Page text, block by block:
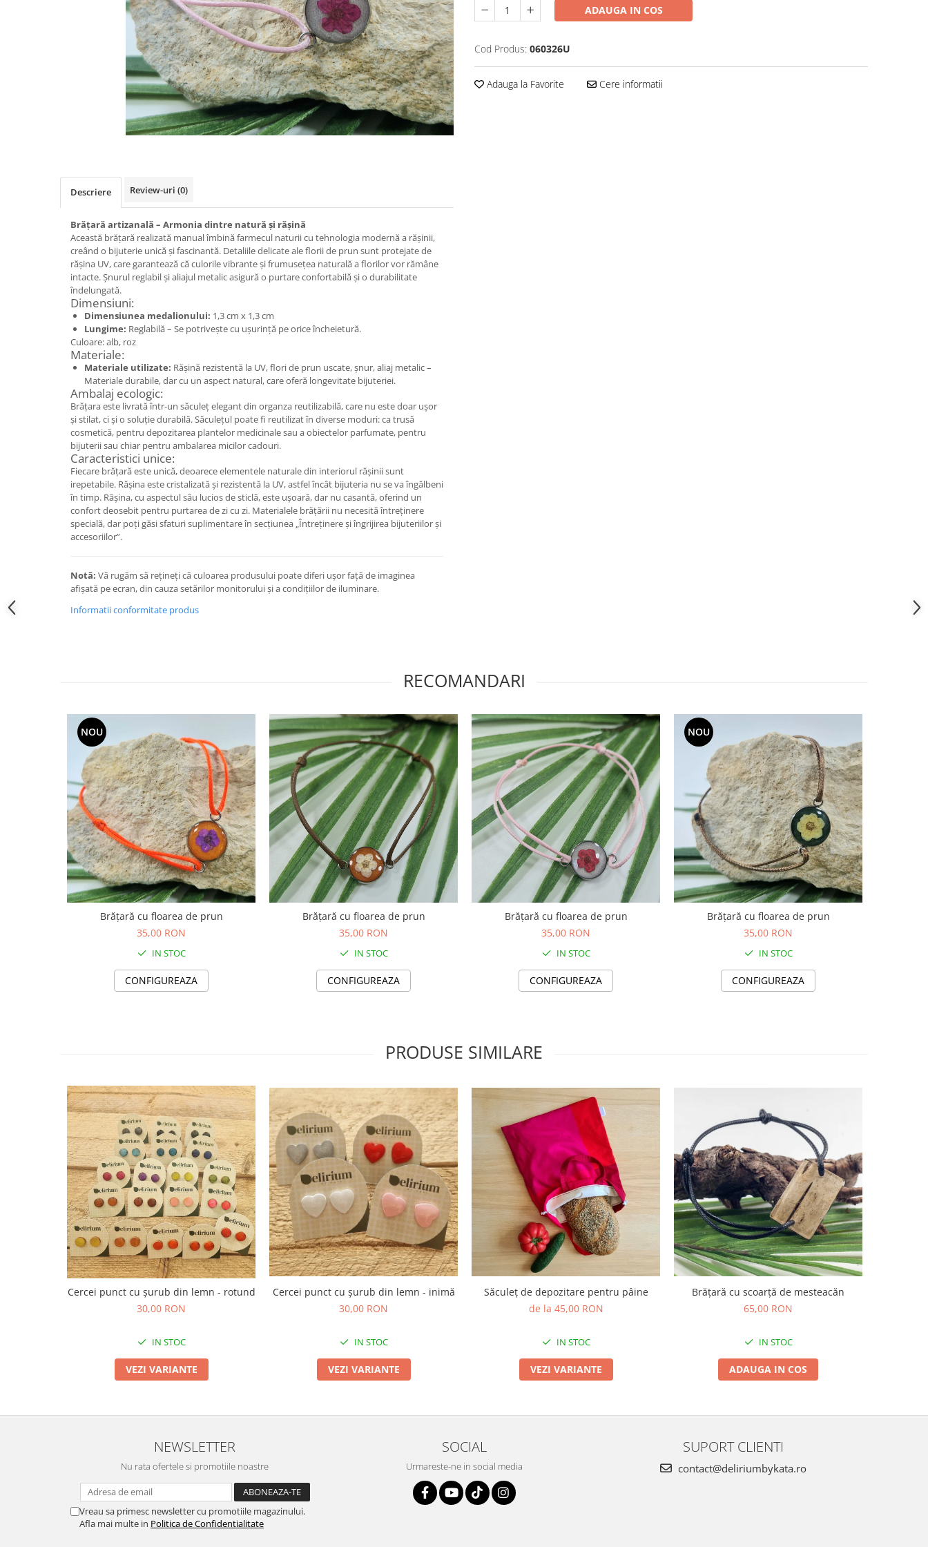
Colier / Pandantiv
Colier / Pandantiv
Brățară de gleznă
Bijuterii aliaj metalic
Colier / Pandantiv
Mărgele / talisman
Bijuterii din Floarea de colț
Colier / Pandantiv
Bijuterii cu cristale naturale
Colier / Pandantiv
Bijuterii fără metal
Bijuterii - Alte
Suport bijuterii
Semn de carte
Produse personalizate (mărturii)
Săculeț de depozitare pentru pâine
Ambalaj cu ceară de albine pentru
Șervețel ecologic pentru sandiș
Sac reutilizabil pentru fructe și
Accesorii tricotate
Decor Crăciun
TOATE Bijuteriile și Accesoriile
TOATE Produsele Zero Waste
TOATE Produsele Personalizate
ADAUGA IN COS
Cod Produs: 060326U
Adauga la Favorite Cere informatii
Descriere Review-uri (0)
Brățară artizanală – Armonia dintre natură și rășină
Această brățară realizată manual îmbină farmecul naturii cu tehnologia modernă a rășinii,
creând o bijuterie unică și fascinantă. Detaliile delicate ale florii de prun sunt protejate de
rășina UV, care garantează că culorile vibrante și frumusețea naturală a florilor vor rămâne
intacte. Șnurul reglabil și aliajul metalic asigură o purtare confortabilă și o durabilitate
îndelungată.
Dimensiuni:
Dimensiunea medalionului: 1,3 cm x 1,3 cm
Lungime: Reglabilă – Se potrivește cu ușurință pe orice încheietură.
Culoare: alb, roz
Materiale:
Materiale utilizate: Rășină rezistentă la UV, flori de prun uscate, șnur, aliaj metalic –
Materiale durabile, dar cu un aspect natural, care oferă longevitate bijuteriei.
Ambalaj ecologic:
Brățara este livrată într-un săculeț elegant din organza reutilizabilă, care nu este doar ușor
și stilat, ci și o soluție durabilă. Săculețul poate fi reutilizat în diverse moduri: ca trusă
cosmetică, pentru depozitarea plantelor medicinale sau a obiectelor parfumate, pentru
bijuterii sau chiar pentru ambalarea micilor cadouri.
Caracteristici unice:
Fiecare brățară este unică, deoarece elementele naturale din interiorul rășinii sunt
irepetabile. Rășina este cristalizată și rezistentă la UV, astfel încât bijuteria nu se va îngălbeni
în timp. Rășina, cu aspectul său lucios de sticlă, este ușoară, dar nu casantă, oferind un
confort deosebit pentru purtarea de zi cu zi. Materialele brățării nu necesită întreținere
specială, dar poți găsi sfaturi suplimentare în secțiunea „Întreținere și îngrijirea bijuteriilor și
accesoriilor”.
Notă: Vă rugăm să rețineți că culoarea produsului poate diferi ușor față de imaginea
afișată pe ecran, din cauza setărilor monitorului și a condițiilor de iluminare.
Informatii conformitate produs
RECOMANDARI
NOU
Brățară cu floarea de prun
35,00 RON
IN STOC
CONFIGUREAZA
Brățară cu floarea de prun
35,00 RON
IN STOC
CONFIGUREAZA
Brățară cu floarea de prun
35,00 RON
IN STOC
CONFIGUREAZA
NOU
Brățară cu floarea de prun
35,00 RON
IN STOC
CONFIGUREAZA
PRODUSE SIMILARE
Cercei punct cu șurub din lemn - rotund
30,00 RON
IN STOC
VEZI VARIANTE
Cercei punct cu șurub din lemn - inimă
30,00 RON
IN STOC
VEZI VARIANTE
Săculeț de depozitare pentru pâine
de la 45,00 RON
IN STOC
VEZI VARIANTE
Brățară cu scoarță de mesteacăn
65,00 RON
IN STOC
ADAUGA IN COS
NEWSLETTER
Nu rata ofertele si promotiile noastre
Vreau sa primesc newsletter cu promotiile magazinului.
Afla mai multe in Politica de Confidentialitate
SOCIAL
Urmareste-ne in social media
SUPORT CLIENTI
contact@deliriumbykata.ro